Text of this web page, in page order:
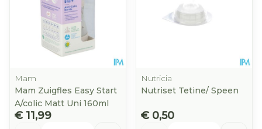
Mam
Mam Zuigfles Easy Start
A/colic Matt Uni 160ml
€ 11,99
Nutricia
Nutriset Tetine/ Speen
€ 0,50